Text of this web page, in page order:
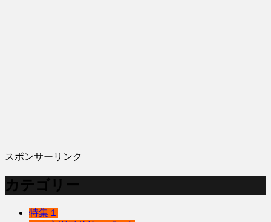
スポンサーリンク
カテゴリー
特集１